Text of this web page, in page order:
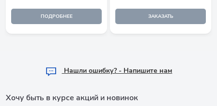
ПОДРОБНЕЕ ЗАКАЗАТЬ
Hашли ошибку? - Напишите нам
Хочу быть в курсе акций и новинок